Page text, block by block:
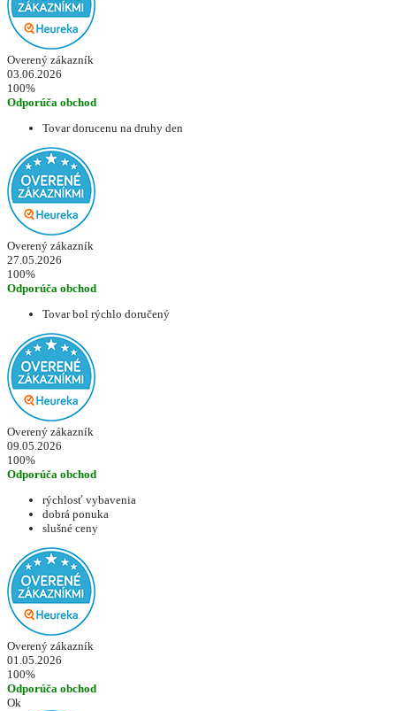
Overený zákazník
03.06.2026
100%
Odporúča obchod
Tovar dorucenu na druhy den
Overený zákazník
27.05.2026
100%
Odporúča obchod
Tovar bol rýchlo doručený
Overený zákazník
09.05.2026
100%
Odporúča obchod
rýchlosť vybavenia
dobrá ponuka
slušné ceny
Overený zákazník
01.05.2026
100%
Odporúča obchod
Ok